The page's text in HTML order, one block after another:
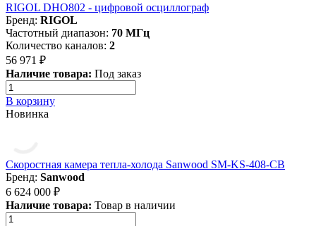
RIGOL DHO802 - цифровой осциллограф
Бренд: RIGOL
Частотный диапазон: 70 МГц
Количество каналов: 2
56 971 ₽
Наличие товара: Под заказ
В корзину
Новинка
Скоростная камера тепла-холода Sanwood SM-KS-408-CB
Бренд: Sanwood
6 624 000 ₽
Наличие товара: Товар в наличии